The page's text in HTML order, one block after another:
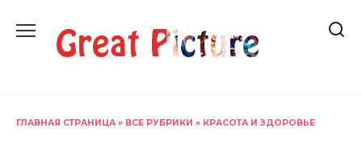
содержанию
ГЛАВНАЯ СТРАНИЦА » ВСЕ РУБРИКИ » КРАСОТА И ЗДОРОВЬЕ